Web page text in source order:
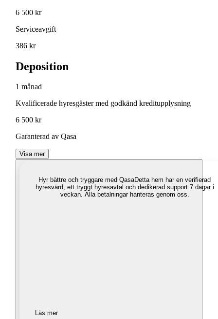
6 500 kr
Serviceavgift
386 kr
Deposition
1 månad
Kvalificerade hyresgäster med godkänd kreditupplysning
6 500 kr
Garanterad av Qasa
Visa mer
Hyr bättre och tryggare med QasaDetta hem har en verifierad
hyresvärd, ett tryggt hyresavtal och dedikerad support 7 dagar i
veckan. Alla betalningar hanteras genom oss.
Läs mer